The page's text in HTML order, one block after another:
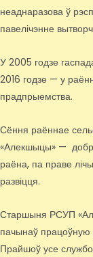
неаднаразова ў
павелічэнне
У 2005 годзе
2016 годзе — у
прадпрыемства.
Сёння раённае
«Алекшыцы» —
раёна, па праве
развіцця.
Старшыня РСУП
пачынаў працоўную
Прайшоў усе